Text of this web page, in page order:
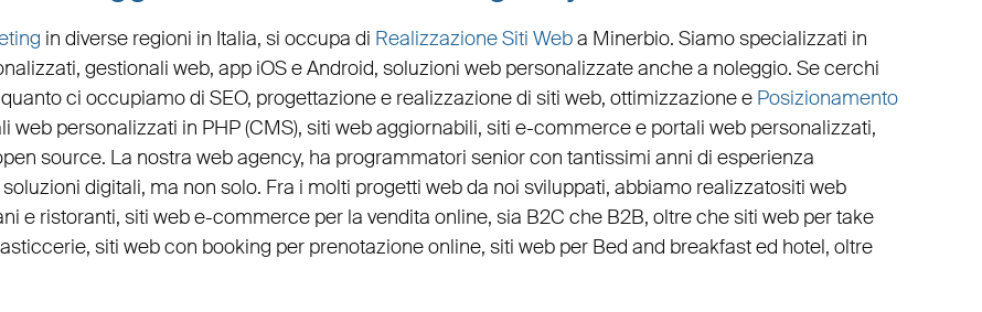
in diverse regioni in Italia, si occupa di Realizzazione Siti Weba Minerbio. Siamo specializzati in
gestionali web, app iOS e Android, soluzioni web personalizzateanche a noleggio. Se cerchi
ci occupiamo di SEO, progettazione e realizzazione di siti web, ottimizzazionee Posizionamento
web personalizzati in PHP(CMS), siti web aggiornabili, siti e-commercee portali web personalizzati,
source. La nostra web agency, ha programmatori senior con tantissimi anni di esperienza
digitali, ma non solo. Fra i molti progetti web da noi sviluppati, abbiamo realizzatositi web
e ristoranti, siti web e-commerceper la vendita online, sia B2C che B2B, oltre chesiti web per take
, siti web con booking per prenotazione online, siti web per Bed and breakfast ed hotel, oltre